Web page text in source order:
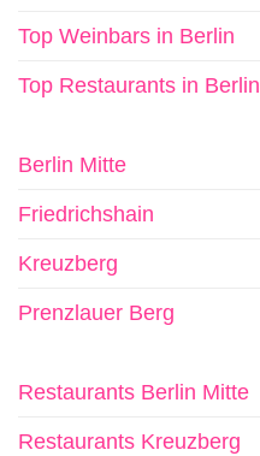
Top Weinbars in Berlin
Top Restaurants in Berlin
Berlin Mitte
Friedrichshain
Kreuzberg
Prenzlauer Berg
Restaurants Berlin Mitte
Restaurants Kreuzberg